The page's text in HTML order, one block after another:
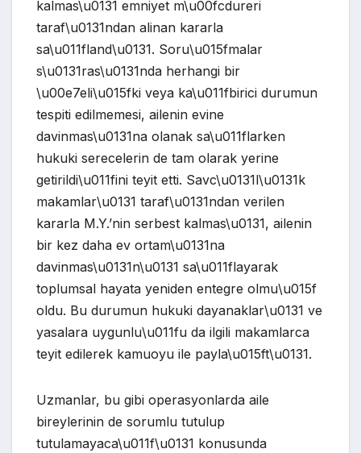
kalmas\u0131 emniyet m\u00fcdureri
taraf\u0131ndan alinan kararla
sa\u011fland\u0131. Soru\u015fmalar
s\u0131ras\u0131nda herhangi bir
\u00e7eli\u015fki veya ka\u011fbirici durumun
tespiti edilmemesi, ailenin evine
davinmas\u0131na olanak sa\u011flarken
hukuki serecelerin de tam olarak yerine
getirildi\u011fini teyit etti. Savc\u0131l\u0131k
makamlar\u0131 taraf\u0131ndan verilen
kararla M.Y.’nin serbest kalmas\u0131, ailenin
bir kez daha ev ortam\u0131na
davinmas\u0131n\u0131 sa\u011flayarak
toplumsal hayata yeniden entegre olmu\u015f
oldu. Bu durumun hukuki dayanaklar\u0131 ve
yasalara uygunlu\u011fu da ilgili makamlarca
teyit edilerek kamuoyu ile payla\u015ft\u0131.
Uzmanlar, bu gibi operasyonlarda aile
bireylerinin de sorumlu tutulup
tutulamayaca\u011f\u0131 konusunda